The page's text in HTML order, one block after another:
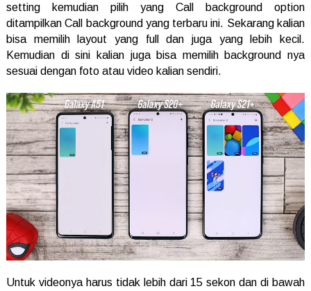
setting kemudian pilih yang Call background option
ditampilkan Call background yang terbaru ini. Sekarang kalian
bisa memilih layout yang full dan juga yang lebih kecil.
Kemudian di sini kalian juga bisa memilih background nya
sesuai dengan foto atau video kalian sendiri.
Untuk videonya harus tidak lebih dari 15 sekon dan di bawah